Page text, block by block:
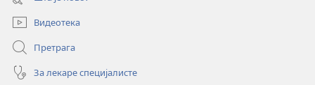
прозор)
Видеотека
Претрага
За лекаре специјалисте